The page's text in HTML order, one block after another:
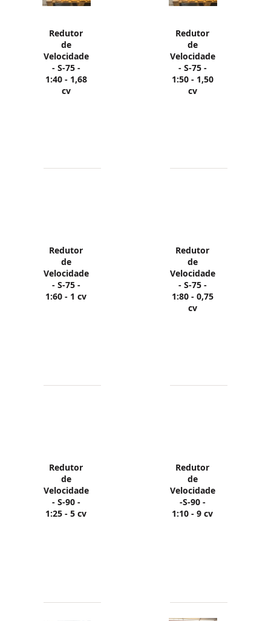
Redutor
de
Velocidade
- S-75 -
1:40 - 1,68
cv
Redutor
de
Velocidade
- S-75 -
1:50 - 1,50
cv
Redutor
de
Velocidade
- S-75 -
1:60 - 1 cv
Redutor
de
Velocidade
- S-75 -
1:80 - 0,75
cv
Redutor
de
Velocidade
- S-90 -
1:25 - 5 cv
Redutor
de
Velocidade
-S-90 -
1:10 - 9 cv